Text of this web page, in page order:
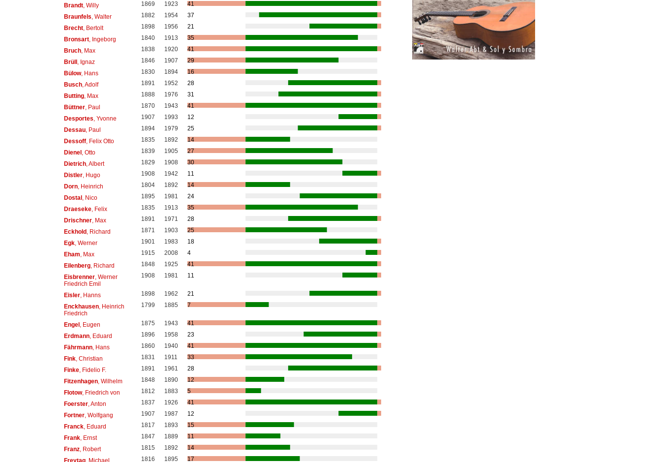
Brandt, Willy 1869 1923
41
Braunfels , Walter 1882 1954
37
Brecht, Bertolt 1898 1956
21
Bronsart, Ingeborg 1840 1913
35
Bruch, Max 1838 1920
41
Brüll, Ignaz 1846 1907
29
Bülow, Hans 1830 1894
16
Busch, Adolf 1891 1952
28
Butting, Max 1888 1976
31
Büttner, Paul 1870 1943
41
Desportes , Yvonne 1907 1993
12
Dessau, Paul 1894 1979
25
Dessoff, Felix Otto 1835 1892
14
Dienel, Otto 1839 1905
27
Dietrich, Albert 1829 1908
30
Distler, Hugo 1908 1942
11
Dorn, Heinrich 1804 1892
14
Dostal, Nico 1895 1981
24
Draeseke, Felix 1835 1913
35
Drischner, Max 1891 1971
28
Eckhold, Richard 1871 1903
25
Egk, Werner 1901 1983
18
Eham , Max 1915 2008
4
Eilenberg, Richard 1848 1925
41
Eisbrenner, Werner
Friedrich Emil
1908 1981 11
Eisler, Hanns 1898 1962
21
Enckhausen, Heinrich
Friedrich
1799 1885 7
Engel, Eugen 1875 1943
41
Erdmann, Eduard 1896 1958
23
Fährmann, Hans 1860 1940
41
Fink, Christian 1831 1911
33
Finke, Fidelio F. 1891 1961
28
Fitzenhagen, Wilhelm 1848 1890
12
Flotow, Friedrich von 1812 1883
5
Foerster, Anton 1837 1926
41
Fortner, Wolfgang 1907 1987
12
Franck, Eduard 1817 1893
15
Frank, Ernst 1847 1889
11
Franz, Robert 1815 1892
14
Freytag, Michael 1816 1895
17